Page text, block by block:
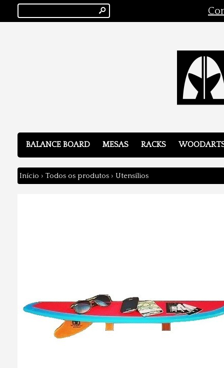
s
BALANCE BOARD MESAS RACKS
Início › Todos os produtos › Utensílios